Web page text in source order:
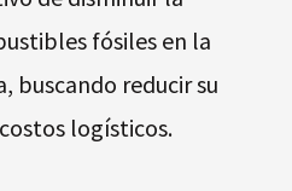
fósiles en la
buscando reducir su
logísticos.